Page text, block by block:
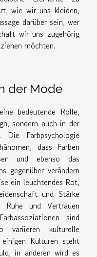
wie wir uns kleiden,
darüber sein, wer
wir uns zugehörig
möchten.
der Mode
bedeutende Rolle,
sondern auch in der
Farbpsychologie
dass Farben
und ebenso das
gegenüber verändern
ein leuchtendes Rot,
und Stärke
Ruhe und Vertrauen
sind
variieren kulturelle
Kulturen steht
in anderen wird es